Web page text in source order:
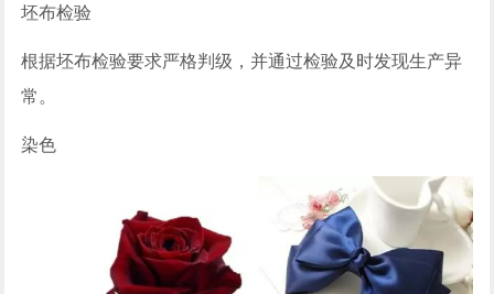
坯布检验
根据坯布检验要求严格判级，并通过检验及时发现生产异
常。
染色